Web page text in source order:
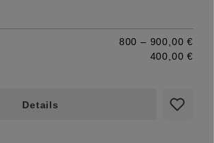
800 – 900,00 €
400,00 €
Details